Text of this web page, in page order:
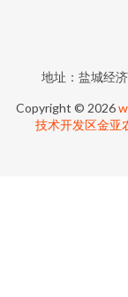
地址：盐城经
Copyright © 2026
技术开发区金亚